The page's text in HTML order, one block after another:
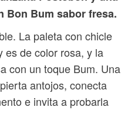
Bon Bum sabor fresa.
La paleta con chicle
es de color rosa, y la
con un toque Bum. Una
antojos, conecta
e invita a probarla